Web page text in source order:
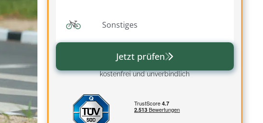
Sonstiges
Jetzt prüfen
kostenfrei und unverbindlich